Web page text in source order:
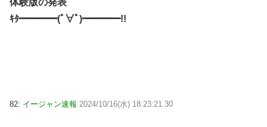
体験版の発表
ｷﾀ━━━━(ﾟ∀ﾟ)━━━━!!
82: イージャン速報 2024/10/16(水) 18:23:21.30